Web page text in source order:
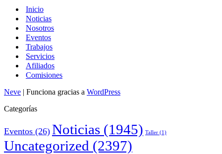
Inicio
Noticias
Nosotros
Eventos
Trabajos
Servicios
Afiliados
Comisiones
Neve | Funciona gracias a WordPress
Categorías
Eventos (26) Noticias (1945) Taller (1)
Uncategorized (2397)